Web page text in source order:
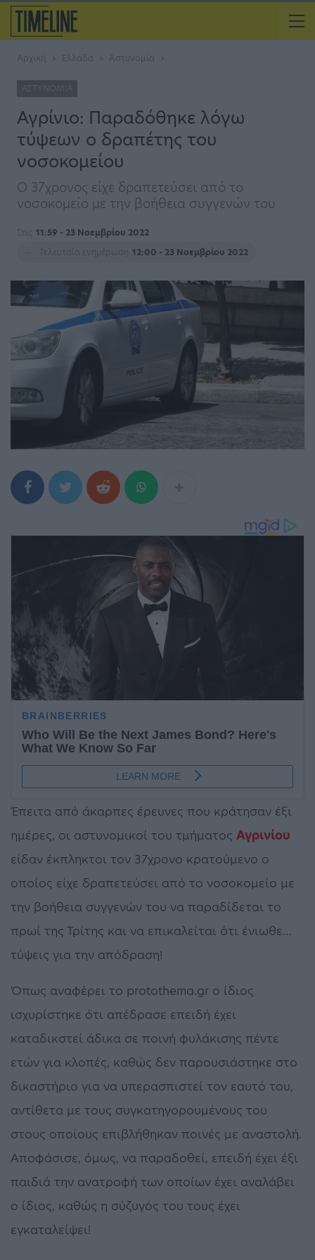
Αρχική Ελλάδα Αστυνομία
ΑΣΤΥΝΟΜΊΑ
Αγρίνιο: Παραδόθηκε λόγω
τύψεων ο δραπέτης του
νοσοκομείου
O 37χρονος είχε δραπετεύσει από το
νοσοκομείο με την βοήθεια συγγενών του
Στις 11:59 - 23 Νοεμβρίου 2022
Τελευταία ενημέρωση
12:00 - 23 Νοεμβρίου 2022
Έπειτα από άκαρπες έρευνες που κράτησαν έξι
ημέρες, οι αστυνομικοί του τμήματος Αγρινίου
είδαν έκπληκτοι τον 37χρονο κρατούμενο ο
οποίος είχε δραπετεύσει από το νοσοκομείο με
την βοήθεια συγγενών του να παραδίδεται το
πρωί της Τρίτης και να επικαλείται ότι ένιωθε…
τύψεις για την απόδραση!
Όπως αναφέρει το protothema.gr ο ίδιος
ισχυρίστηκε ότι απέδρασε επειδή έχει
καταδικστεί άδικα σε ποινή φυλάκισης πέντε
ετών για κλοπές, καθώς δεν παρουσιάστηκε στο
δικαστήριο για να υπερασπιστεί τον εαυτό του,
αντίθετα με τους συγκατηγορουμένους του
στους οποίους επιβλήθηκαν ποινές με αναστολή.
Αποφάσισε, όμως, να παραδοθεί, επειδή έχει έξι
παιδιά την ανατροφή των οποίων έχει αναλάβει
ο ίδιος, καθώς η σύζυγός του τους έχει
εγκαταλείψει!